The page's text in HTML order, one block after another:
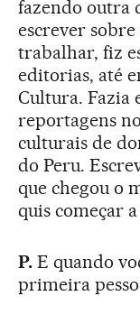
fazendo outra
escrever
trabalhar, fiz
editorias, até
Cultura. Fazia
reportagens
culturais de
do Peru.
que chegou o
quis começar
P.E quando
primeira